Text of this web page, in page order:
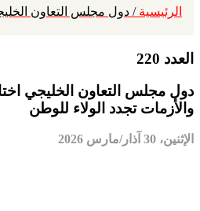
الرئيسية / دول مجلس التعاون
العدد 220
دول مجلس التعاون الخليجي
والأزمات تجدد الولاء للوطن
الإثنين، 30 آذار/مارس 2026